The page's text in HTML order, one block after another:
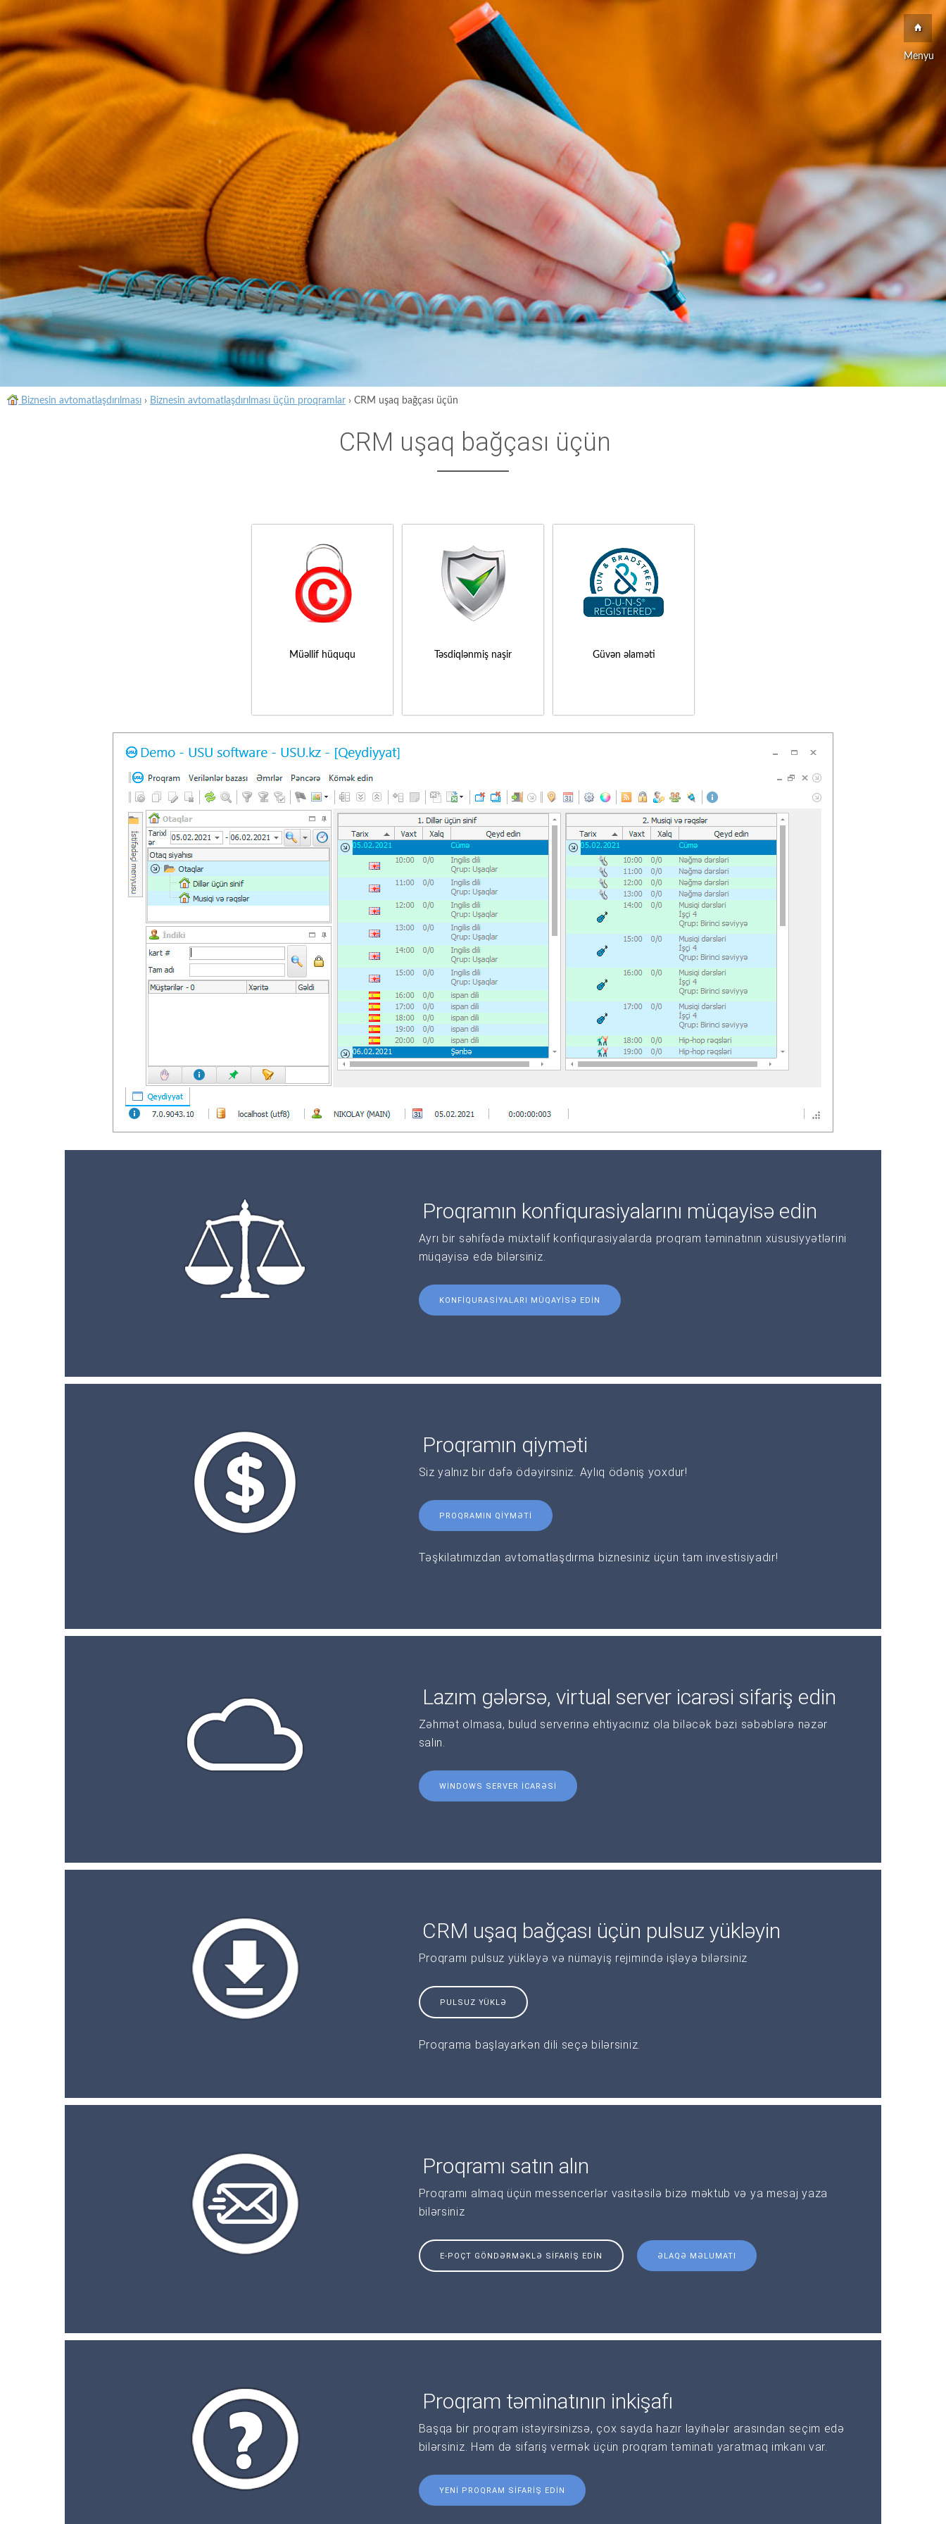
Menyu
Biznesin avtomatlaşdırılması › Biznesin avtomatlaşdırılması üçün proqramlar › CRM uşaq bağçası üçün
CRM uşaq bağçası üçün
Müəllif hüququ Təsdiqlənmiş naşir Güvən əlaməti
Proqramın konfiqurasiyalarını müqayisə edin
Ayrı bir səhifədə müxtəlif konfiqurasiyalarda proqram təminatının xüsusiyyətlərini
müqayisə edə bilərsiniz.
KONFIQURASIYALARI MÜQAYISƏ EDIN
Proqramın qiyməti
Siz yalnız bir dəfə ödəyirsiniz. Aylıq ödəniş yoxdur!
PROQRAMIN QIYMƏTI
Təşkilatımızdan avtomatlaşdırma biznesiniz üçün tam investisiyadır!
Lazım gələrsə, virtual server icarəsi sifariş edin
Zəhmət olmasa, bulud serverinə ehtiyacınız ola biləcək bəzi səbəblərə nəzər
salın.
WINDOWS SERVER ICARƏSI
CRM uşaq bağçası üçün pulsuz yükləyin
Proqramı pulsuz yükləyə və nümayiş rejimində işləyə bilərsiniz
PULSUZ YÜKLƏ
Proqrama başlayarkən dili seçə bilərsiniz.
Proqramı satın alın
Proqramı almaq üçün messencerlər vasitəsilə bizə məktub və ya mesaj yaza
bilərsiniz
E-POÇT GÖNDƏRMƏKLƏ SIFARIŞ EDIN ƏLAQƏ MƏLUMATI
Proqram təminatının inkişafı
Başqa bir proqram istəyirsinizsə, çox sayda hazır layihələr arasından seçim edə
bilərsiniz. Həm də sifariş vermək üçün proqram təminatı yaratmaq imkanı var.
YENI PROQRAM SIFARIŞ EDIN